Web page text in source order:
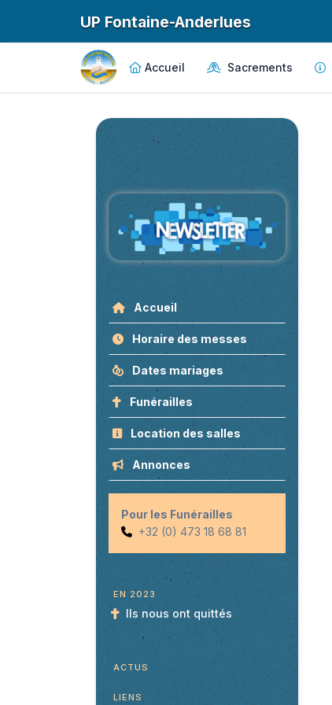
UP Fontaine-Anderlues
Accueil Sacrements
Accueil
Horaire des messes
Dates mariages
Funérailles
Location des salles
Annonces
Pour les Funérailles
+32 (0) 473 18 68 81
EN 2023
Ils nous ont quittés
ACTUS
LIENS